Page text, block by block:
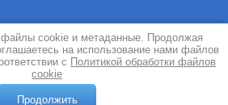
Мегагрупп.ру
файлы cookie и метаданные. Продолжая
на использование нами файлов
с Политикой обработки файлов
cookie
Продолжить